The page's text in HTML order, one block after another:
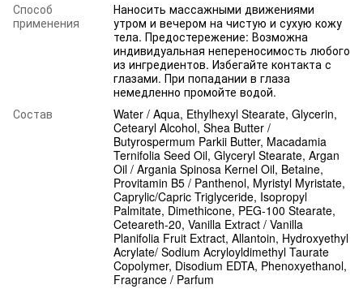
Способ
применения
Наносить массажными движениями
утром и вечером на чистую и сухую кожу
тела. Предостережение: Возможна
индивидуальная непереносимость любого
из ингредиентов. Избегайте контакта с
глазами. При попадании в глаза
немедленно промойте водой.
Состав
Water / Aqua, Ethylhexyl Stearate, Glycerin,
Cetearyl Alcohol, Shea Butter /
Butyrospermum Parkii Butter, Macadamia
Ternifolia Seed Oil, Glyceryl Stearate, Argan
Oil / Argania Spinosa Kernel Oil, Betaine,
Provitamin B5 / Panthenol, Myristyl Myristate,
Caprylic/Capric Triglyceride, Isopropyl
Palmitate, Dimethicone, PEG-100 Stearate,
Ceteareth-20, Vanilla Extract / Vanilla
Planifolia Fruit Extract, Allantoin, Hydroxyethyl
Acrylate/ Sodium Acryloyldimethyl Taurate
Copolymer, Disodium EDTA, Phenoxyethanol,
Fragrance / Parfum